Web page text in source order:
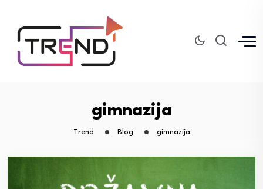
gimnazija
Trend Blog gimnazija